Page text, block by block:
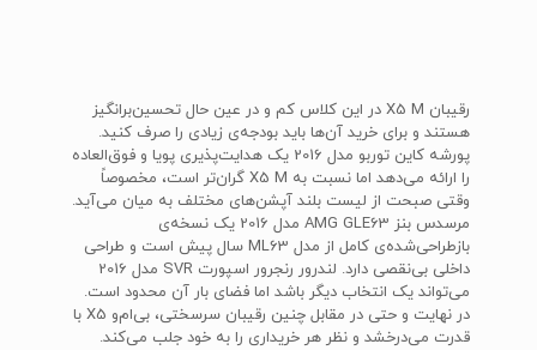
رقیبان X5 M در این کلاس کم و در عین حال تحسین‌برانگیز
هستند و برای خرید آن‌ها باید بودجه‌ی زیادی را صرف کنید.
پورشه کاین توربو مدل 2016 یک هدایت‌پذیری پویا و فوق‌العاده
را ارائه می‌دهد اما نسبت به X5 M گران‌تر است، مخصوصاً
وقتی صبحت از لیست بلند آپشن‌های مختلف به میان می‌آید.
مرسدس بنز AMG GLE63 مدل 2016 یک نسخه‌ی
بازطراحی‌شده‌ی کامل از مدل ML63 سال پیش است و طراحی
داخلی بی‌نقصی دارد. لندرور رنجرور اسپورت SVR مدل 2016
می‌تواند یک انتخاب دیگر باشد اما فضای بار آن محدود است.
در نهایت و حتی در مقابل چنین رقیبان سرسختی، بی‌ام‌و X5 با
قدرت می‌درخشد و نظر هر خریداری را به خود جلب می‌کند.